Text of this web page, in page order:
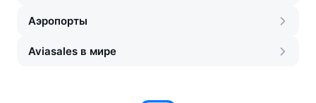
Аэропорты
Aviasales в мире